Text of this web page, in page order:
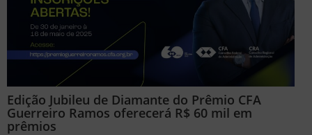
Edição Jubileu de Diamante do Prêmio CFA
Guerreiro Ramos oferecerá R$ 60 mil em
prêmios